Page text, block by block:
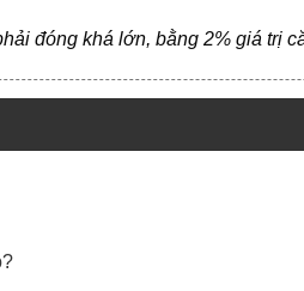
đóng khá lớn, bằng 2% giá trị